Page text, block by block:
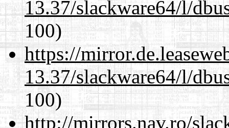
13.37/slackware64/l/
100)
https://
13.37/slackware64/l/
100)
http://mirrors.nav.ro/